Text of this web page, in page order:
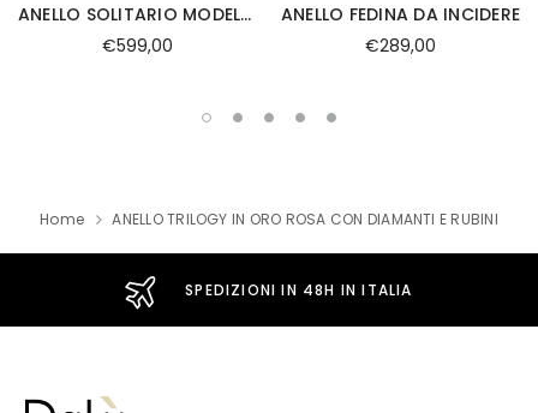
ANELLO SOLITARIO MODELLO VALENTINO IN ORO BIANCO 0.09
€599,00
ANELLO FEDINA DA INCIDERE
€289,00
Home ANELLO TRILOGY IN ORO ROSA CON DIAMANTI E RUBINI
SPEDIZIONI IN 48H IN ITALIA